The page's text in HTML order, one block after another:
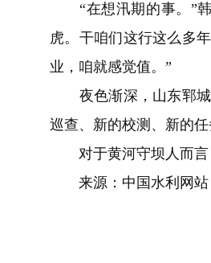
“在想汛期的事。”韩
虎。干咱们这行这么多
业，咱就感觉值。”
夜色渐深，山东郓城
巡查、新的校测、新的任
对于黄河守坝人而言
来源：中国水利网站